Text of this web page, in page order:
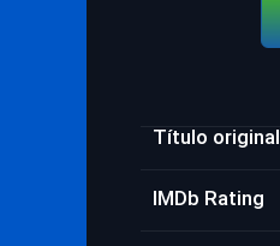
Título original
IMDb Rating